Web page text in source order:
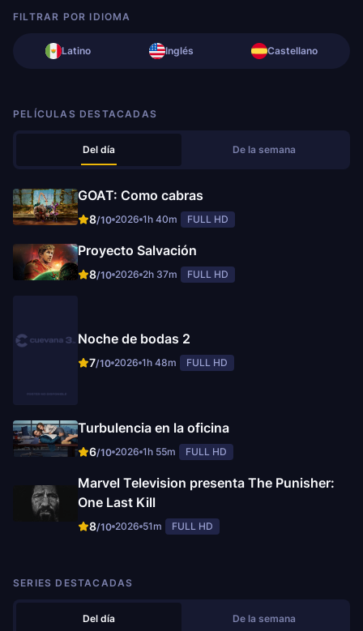
FILTRAR POR IDIOMA
Latino Inglés Castellano
PELÍCULAS DESTACADAS
Del día De la semana
GOAT: Como cabras
8/10 2026 1h 40m FULL HD
Proyecto Salvación
8/10 2026 2h 37m FULL HD
Noche de bodas 2
7/10 2026 1h 48m FULL HD
Turbulencia en la oficina
6/10 2026 1h 55m FULL HD
Marvel Television presenta The Punisher:
One Last Kill
8/10 2026 51m FULL HD
SERIES DESTACADAS
Del día De la semana